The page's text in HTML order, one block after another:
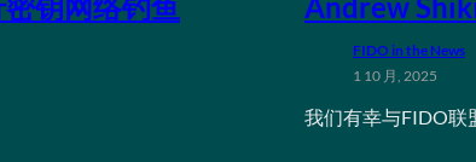
FIDO in the News
1 10 月, 2025
我们有幸与FIDO联